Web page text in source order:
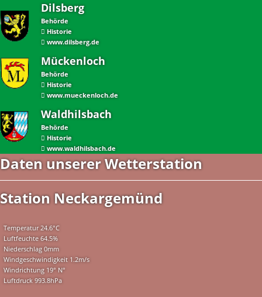
Dilsberg
Behörde
Historie
www.dilsberg.de
Mückenloch
Behörde
Historie
www.mueckenloch.de
Waldhilsbach
Behörde
Historie
www.waldhilsbach.de
Daten unserer Wetterstation
Station Neckargemünd
Temperatur24.6°C
Luftfeuchte 64.5%
Niederschlag 0mm
Windgeschwindigkeit 1.2m/s
Windrichtung 19° N°
Luftdruck 993.8hPa